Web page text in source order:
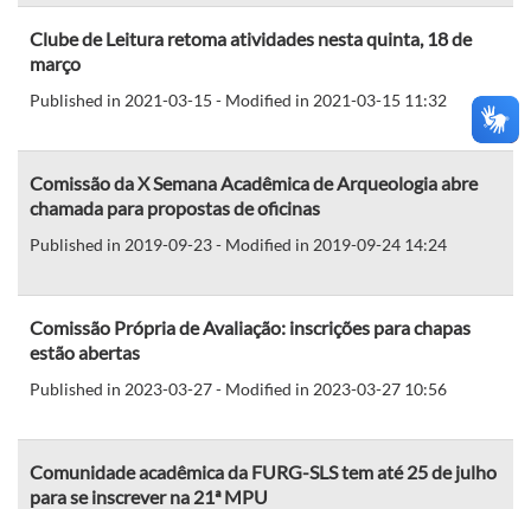
Clube de Leitura retoma atividades nesta quinta, 18 de
março
Published in 2021-03-15 - Modified in 2021-03-15 11:32
Comissão da X Semana Acadêmica de Arqueologia abre
chamada para propostas de oficinas
Published in 2019-09-23 - Modified in 2019-09-24 14:24
Comissão Própria de Avaliação: inscrições para chapas
estão abertas
Published in 2023-03-27 - Modified in 2023-03-27 10:56
Comunidade acadêmica da FURG-SLS tem até 25 de julho
para se inscrever na 21ª MPU